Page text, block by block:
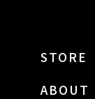
STORE
ABOUT